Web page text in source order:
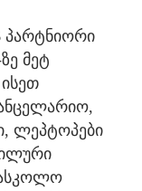
პარტნიორი
მეტ
ლეპტოპები